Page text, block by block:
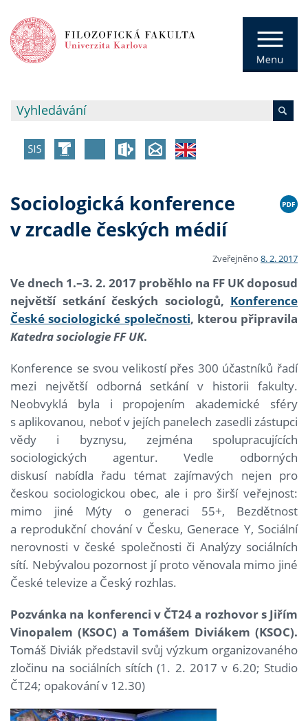
Sociologická konference
v zrcadle českých médií
Zveřejněno 8. 2. 2017
Ve dnech 1.–3. 2. 2017 proběhlo na FF UK doposud
největší setkání českých sociologů, Konference
České sociologické společnosti, kterou připravila
Katedra sociologie FF UK.
Konference se svou velikostí přes 300 účastníků řadí
mezi největší odborná setkání v historii fakulty.
Neobvyklá byla i propojením akademické sféry
s aplikovanou, neboť v jejích panelech zasedli zástupci
vědy i byznysu, zejména spolupracujících
sociologických agentur. Vedle odborných
diskusí nabídla řadu témat zajímavých nejen pro
českou sociologickou obec, ale i pro širší veřejnost:
mimo jiné Mýty o generaci 55+, Bezdětnost
a reprodukční chování v Česku, Generace Y, Sociální
nerovnosti v české společnosti či Analýzy sociálních
sítí. Nebývalou pozornost jí proto věnovala mimo jiné
České televize a Český rozhlas.
Pozvánka na konferenci v ČT24 a rozhovor s Jiřím
Vinopalem (KSOC) a Tomášem Diviákem (KSOC).
Tomáš Diviák představil svůj výzkum organizovaného
zločinu na sociálních sítích (1. 2. 2017 v 6.20; Studio
ČT24; opakování v 12.30)